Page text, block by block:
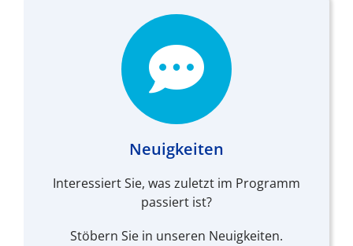
Neuigkeiten
Interessiert Sie, was zuletzt im Programm
passiert ist?
Stöbern Sie in unseren Neuigkeiten.